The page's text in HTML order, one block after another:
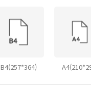
B4(257*364)